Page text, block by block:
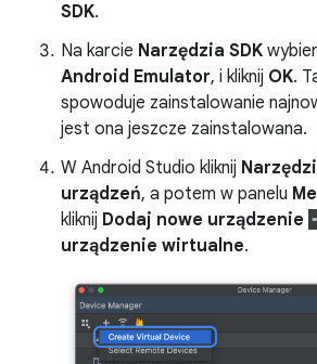
SDK.
Na karcie Narzędzia SDK
Android Emulator, i kliknij OK.
spowoduje zainstalowanie
jest ona jeszcze zainstalowana.
W Android Studio kliknij
urządzeń, a potem w panelu
kliknij Dodaj nowe urządzenie
urządzenie wirtualne.